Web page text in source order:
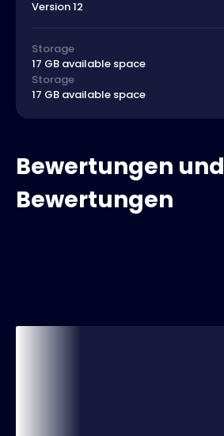
Version 12
Storage
17 GB available space
Storage
17 GB available space
Bewertungen und
Bewertungen